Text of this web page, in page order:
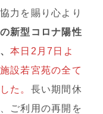
力を賜り心より
新型コロナ陽性
本日2月7日よ
設若宮苑の全て
た。 長い期間休
ご利用の再開を